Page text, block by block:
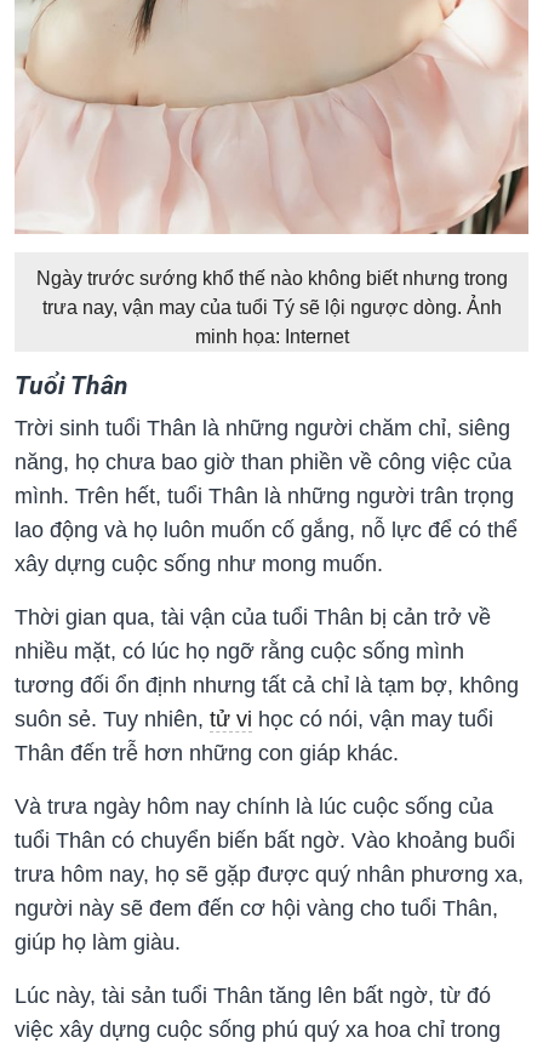
Ngày trước sướng khổ thế nào không biết nhưng trong
trưa nay, vận may của tuổi Tý sẽ lội ngược dòng. Ảnh
minh họa: Internet
Tuổi Thân
Trời sinh tuổi Thân là những người chăm chỉ, siêng
năng, họ chưa bao giờ than phiền về công việc của
mình. Trên hết, tuổi Thân là những người trân trọng
lao động và họ luôn muốn cố gắng, nỗ lực để có thể
xây dựng cuộc sống như mong muốn.
Thời gian qua, tài vận của tuổi Thân bị cản trở về
nhiều mặt, có lúc họ ngỡ rằng cuộc sống mình
tương đối ổn định nhưng tất cả chỉ là tạm bợ, không
suôn sẻ. Tuy nhiên, tử vi học có nói, vận may tuổi
Thân đến trễ hơn những con giáp khác.
Và trưa ngày hôm nay chính là lúc cuộc sống của
tuổi Thân có chuyển biến bất ngờ. Vào khoảng buổi
trưa hôm nay, họ sẽ gặp được quý nhân phương xa,
người này sẽ đem đến cơ hội vàng cho tuổi Thân,
giúp họ làm giàu.
Lúc này, tài sản tuổi Thân tăng lên bất ngờ, từ đó
việc xây dựng cuộc sống phú quý xa hoa chỉ trong